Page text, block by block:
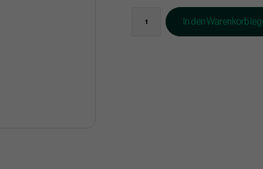
In den Warenkorb